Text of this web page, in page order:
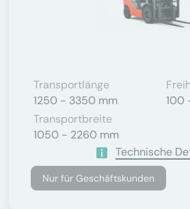
Transportlänge
1250 - 3350 mm
100
Transportbreite
1050 - 2260 mm
Technische
Nur für Geschäftskunden